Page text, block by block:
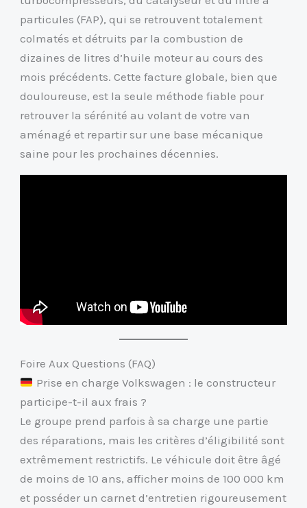
particules (FAP), qui se retrouvent totalement
colmatés et détruits par la combustion de
dizaines de litres d’huile moteur au cours des
mois précédents. Cette facture globale, bien que
douloureuse, est la seule méthode fiable pour
retrouver la sérénité au volant de votre van
aménagé et repartir sur une base mécanique
saine pour les prochaines décennies.
Foire Aux Questions (FAQ)
Prise en charge Volkswagen : le constructeur
participe-t-il aux frais ?
Le groupe prend parfois à sa charge une partie
des réparations, mais les critères d’éligibilité sont
extrêmement restrictifs. Le véhicule doit être âgé
de moins de 10 ans, afficher moins de 100 000 km
et posséder un carnet d’entretien rigoureusement